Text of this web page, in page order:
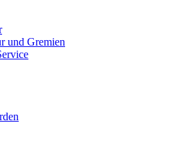
und Gremien